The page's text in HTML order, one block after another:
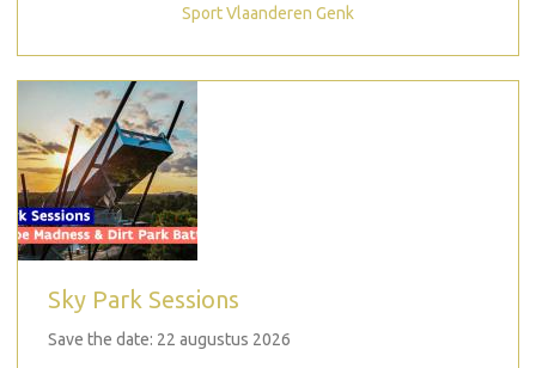
Sport Vlaanderen Genk
Sky Park Sessions
Save the date: 22 augustus 2026